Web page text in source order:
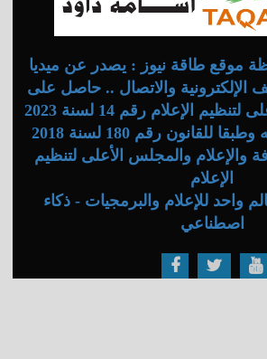
موقع طاقة نيوز : يصدر عن ميديا
الإلكترونية والاتصال .. حاصل على
ترخيص المجلس الأعلى لتنظيم الإعلام رقم 14 لسنة 2023
ويعمل وفقا لقراراته وطبقا للقانون رقم 180 لسنة 2018
والإعلام والمجلس الأعلى لتنظيم
الإعلام
واحد للإعلام والبرمجيات - ذكاء
اصطناعي